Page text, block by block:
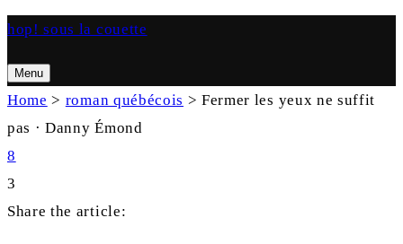
hop! sous la couette
Menu
Search
Home > roman québécois >Fermer les yeux ne suffit
pas · Danny Émond
8
3
Search
Share the article: